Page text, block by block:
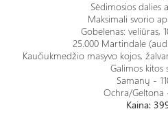
Sėdimosios dalies
Maksimali svorio
Gobelenas: veliūras,
25.000 Martindale
Kaučiukmedžio masyvo kojos,
Galimos kitos
Samanų -
Ochra/Geltona
Kaina: